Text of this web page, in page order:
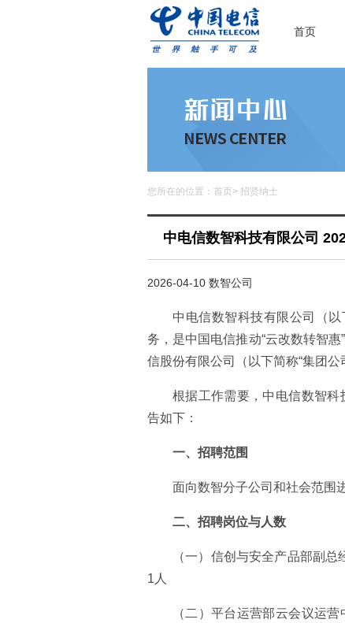
首页
您所在的位置： 首页> 招贤纳士
中电信数智科技有限公司
2026-04-10 数智公司
中电信数智科技有限公司（
务，是中国电信推动“云改数转智
信股份有限公司（以下简称“集团公
根据工作需要，中电信数智
告如下：
一、招聘范围
面向数智分子公司和社会范围
二、招聘岗位与人数
（一）信创与安全产品部副
1人
（二）平台运营部云会议运